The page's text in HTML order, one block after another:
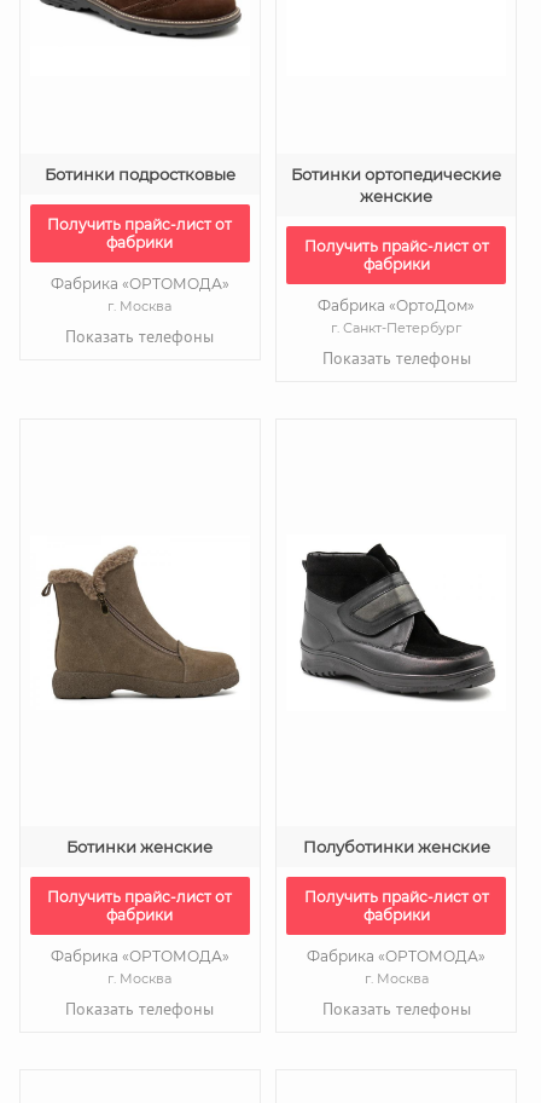
Ботинки подростковые
Получить прайс-лист от
фабрики
Фабрика «ОРТОМОДА»
г. Москва
Показать телефоны
Ботинки ортопедические
женские
Получить прайс-лист от
фабрики
Фабрика «ОртоДом»
г. Санкт-Петербург
Показать телефоны
Ботинки женские
Получить прайс-лист от
фабрики
Фабрика «ОРТОМОДА»
г. Москва
Показать телефоны
Полуботинки женские
Получить прайс-лист от
фабрики
Фабрика «ОРТОМОДА»
г. Москва
Показать телефоны